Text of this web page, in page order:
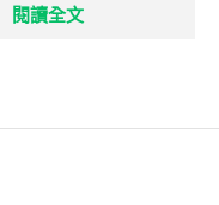
閱讀全文